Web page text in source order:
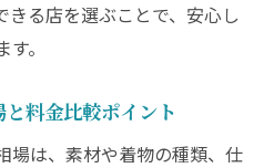
きる店を選ぶことで、安心し
。
料金比較ポイント
場は、素材や着物の種類、仕